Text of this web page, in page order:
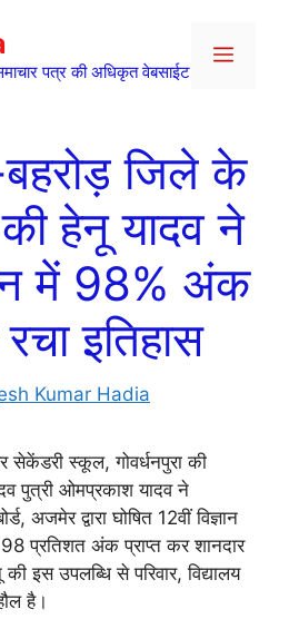
पत्र की अधिकृत वेबसाईट
Menu
जिले के
की हेनू यादव ने
में 98% अंक
इतिहास
Kumar Hadia
सेकेंडरी स्कूल, गोवर्धनपुरा की
पुत्री ओमप्रकाश यादव ने
अजमेर द्वारा घोषित 12वीं विज्ञान
98 प्रतिशत अंक प्राप्त कर शानदार
इस उपलब्धि से परिवार, विद्यालय
है।